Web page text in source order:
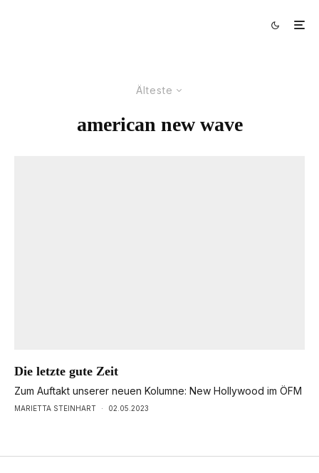
Älteste
american new wave
Die letzte gute Zeit
Zum Auftakt unserer neuen Kolumne: New Hollywood im ÖFM
MARIETTA STEINHART · 02.05.2023